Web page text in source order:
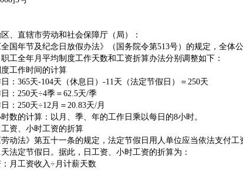
、直辖市劳动和社会保障厅（局）：
年节及纪念日放假办法》（国务院令第513号）的规定，全体公
工全年月平均制度工作天数和工资折算办法分别调整如下：
作时间的计算
365天-104天（休息日）-11天（法定节假日）＝250天
250天÷4季＝62.5天/季
250天÷12月＝20.83天/月
的计算：以月、季、年的工作日乘以每日的8小时。
、小时工资的折算
法》第五十一条的规定，法定节假日用人单位应当依法支付工
法定节假日。据此，日工资、小时工资的折算为：
工资收入÷月计薪天数